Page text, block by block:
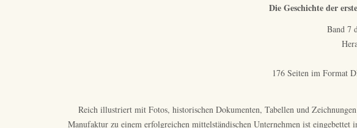
Die Geschichte der
Band 7
176 Seiten im Format
Reich illustriert mit Fotos, historischen Dokumenten, Tabellen und
Manufaktur zu einem erfolgreichen mittelständischen Unternehmen ist